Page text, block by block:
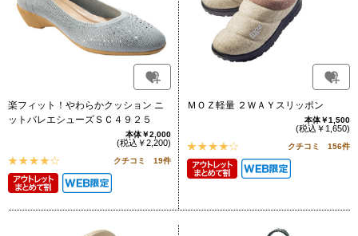
楽フィット！やわらかクッション ニ
ットバレエシューズＳＣ４９２５
本体￥2,000
(税込￥2,200)
クチコミ 19件
ＭＯＺ軽量 ２ＷＡＹスリッポン
本体￥1,500
(税込￥1,650)
クチコミ 156件